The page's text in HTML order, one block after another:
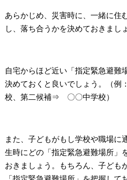
あらかじめ、災害時に、一緒に住
し、落ち合うかを決めておきまし
自宅からほど近い「指定緊急避難
決めておくと良いでしょう。（
校、第二候補⇒ 〇〇中学校）
また、子どもがもし学校や職場に
生時にどの「指定緊急避難場所」
おきましょう。もちろん、子ども